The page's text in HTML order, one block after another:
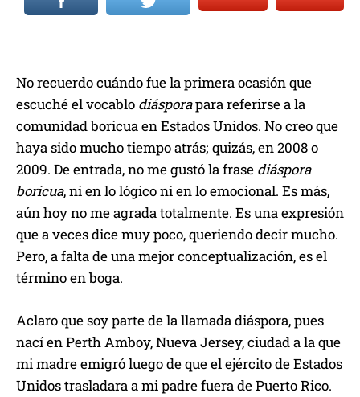
No recuerdo cuándo fue la primera ocasión que
escuché el vocablo diásporapara referirse a la
comunidad boricua en Estados Unidos. No creo que
haya sido mucho tiempo atrás; quizás, en 2008 o
2009. De entrada, no me gustó la frase diáspora
boricua, ni en lo lógico ni en lo emocional. Es más,
aún hoy no me agrada totalmente. Es una expresión
que a veces dice muy poco, queriendo decir mucho.
Pero, a falta de una mejor conceptualización, es el
término en boga.
Aclaro que soy parte de la llamada diáspora, pues
nací en Perth Amboy, Nueva Jersey, ciudad a la que
mi madre emigró luego de que el ejército de Estados
Unidos trasladara a mi padre fuera de Puerto Rico.